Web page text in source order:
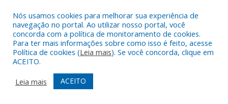
Todos os direitos reservados a Prefeitura de Brejo Grande do
Araguaia.
Mapa do Site
Acessar Área Administrativa
Acessar Webmail
Nós usamos cookies para melhorar sua experiência de
navegação no portal. Ao utilizar nosso portal, você
concorda com a política de monitoramento de cookies.
Para ter mais informações sobre como isso é feito, acesse
Política de cookies (Leia mais). Se você concorda, clique em
ACEITO.
Leia mais
ACEITO